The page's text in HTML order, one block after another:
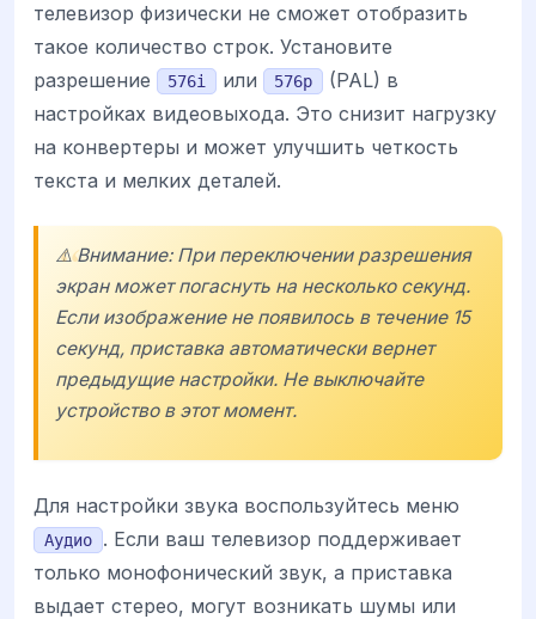
телевизор физически не сможет отобразить
такое количество строк. Установите
разрешение
576i или 576p
(PAL) в
настройках видеовыхода. Это снизит нагрузку
на конвертеры и может улучшить четкость
текста и мелких деталей.
⚠️ Внимание: При переключении разрешения
экран может погаснуть на несколько секунд.
Если изображение не появилось в течение 15
секунд, приставка автоматически вернет
предыдущие настройки. Не выключайте
устройство в этот момент.
Для настройки звука воспользуйтесь меню
Аудио
. Если ваш телевизор поддерживает
только монофонический звук, а приставка
выдает стерео, могут возникать шумы или